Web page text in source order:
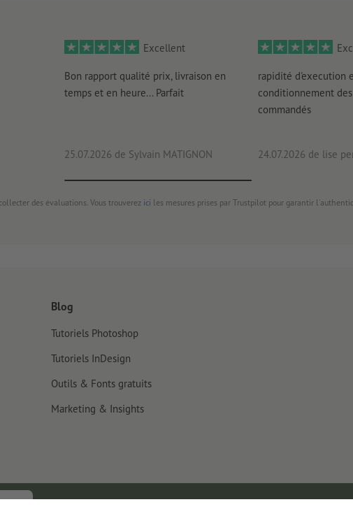
Excellent
Bon rapport qualité prix, livraison en
temps et en heure... Parfait
25.07.2026 de Sylvain MATIGNON
rapidité d'execution
conditionnement
commandés
24.07.2026 de lise
des évaluations. Vous trouverez ici les mesures prises par Trustpilot pour garantir
Blog
Tutoriels Photoshop
Tutoriels InDesign
Outils & Fonts gratuits
Marketing & Insights